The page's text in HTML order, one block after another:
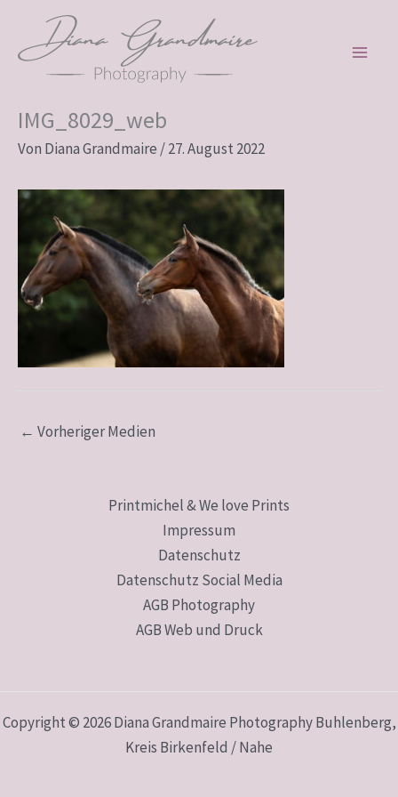
springen
IMG_8029_web
Von Diana Grandmaire /27. August 2022
← Vorheriger Medien
Printmichel & We love Prints
Impressum
Datenschutz
Datenschutz Social Media
AGB Photography
AGB Web und Druck
Copyright © 2026 Diana Grandmaire Photography Buhlenberg,
Kreis Birkenfeld / Nahe